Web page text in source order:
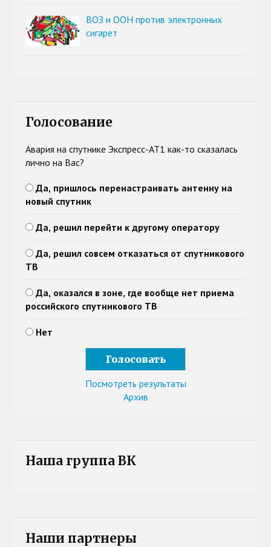
ВОЗ и ООН против электронных
сигарет
Голосование
Авария на спутнике Экспресс-АТ1 как-то сказалась
лично на Вас?
Да, пришлось перенастраивать антенну на
новый спутник
Да, решил перейти к другому оператору
Да, решил совсем отказаться от спутникового
ТВ
Да, оказался в зоне, где вообще нет приема
российского спутникового ТВ
Нет
Посмотреть результаты
Архив
Наша группа ВК
Наши партнеры